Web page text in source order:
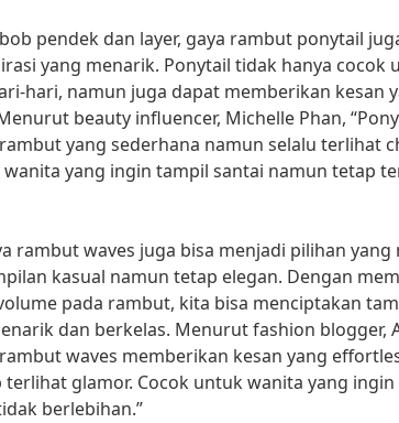
pendek dan layer, gaya rambut ponytail
yang menarik. Ponytail tidak hanya cocok
hari, namun juga dapat memberikan kesan
beauty influencer, Michelle Phan,
yang sederhana namun selalu terlihat
wanita yang ingin tampil santai namun tetap
rambut waves juga bisa menjadi pilihan yang
kasual namun tetap elegan. Dengan
pada rambut, kita bisa menciptakan
dan berkelas. Menurut fashion blogger,
rambut waves memberikan kesan yang
glamor. Cocok untuk wanita yang
berlebihan.”